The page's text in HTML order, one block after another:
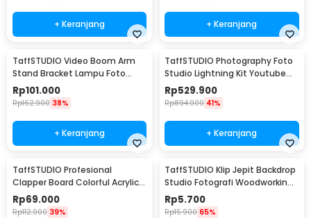
+ Keranjang + Keranjang
TaffSTUDIO Video Boom Arm
Stand Bracket Lampu Foto
Studio - SB36WE
Rp101.000
Rp162.900 38%
+ Keranjang
TaffSTUDIO Photography Foto
Studio Lightning Kit Youtube
Vlog - D-HZ7
Rp529.900
Rp894.900 41%
+ Keranjang
TaffSTUDIO Profesional
Clapper Board Colorful Acrylic -
TS-3EL
Rp69.000
Rp112.900 39%
TaffSTUDIO Klip Jepit Backdrop
Studio Fotografi Woodworking
6 Inch - PB-A06
Rp5.700
Rp15.900 65%